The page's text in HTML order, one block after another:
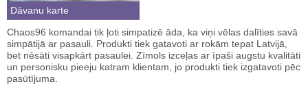
Dāvanu karte
Chaos96 komandai tik ļoti simpatizē āda, ka viņi vēlas dalīties savā
simpātijā ar pasauli. Produkti tiek gatavoti ar rokām tepat Latvijā,
bet nēsāti visapkārt pasaulei. Zīmols izceļas ar īpaši augstu kvalitāti
un personisku pieeju katram klientam, jo produkti tiek izgatavoti pēc
pasūtījuma.